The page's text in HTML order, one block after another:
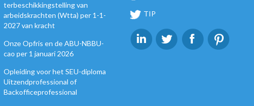
terbeschikkingstelling van
arbeidskrachten (Wtta) per 1-1-
2027 van kracht
Onze Opfris en de ABU-NBBU-
cao per 1 januari 2026
Opleiding voor het SEU-diploma
Uitzendprofessional of
Backofficeprofessional
TIP